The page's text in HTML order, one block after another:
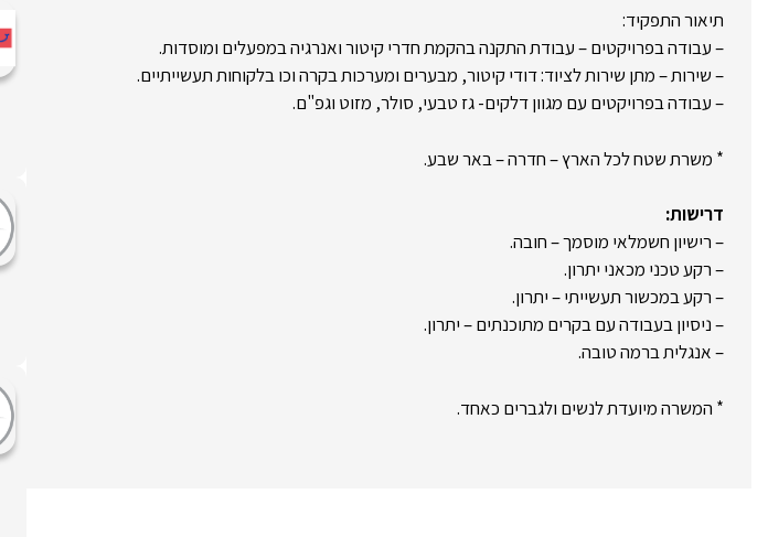
תיאור התפקיד:
– עבודה בפרויקטים – עבודת התקנה בהקמת חדרי קיטור ואנרגיה במפעלים ומוסדות.
– שירות – מתן שירות לציוד: דודי קיטור, מבערים ומערכות בקרה וכו בלקוחות תעשייתיים.
– עבודה בפרויקטים עם מגוון דלקים- גז טבעי, סולר, מזוט וגפ"ם.
* משרת שטח לכל הארץ – חדרה – באר שבע.
דרישות:
– רישיון חשמלאי מוסמך – חובה.
– רקע טכני מכאני יתרון.
– רקע במכשור תעשייתי – יתרון.
– ניסיון בעבודה עם בקרים מתוכנתים – יתרון.
– אנגלית ברמה טובה.
* המשרה מיועדת לנשים ולגברים כאחד.